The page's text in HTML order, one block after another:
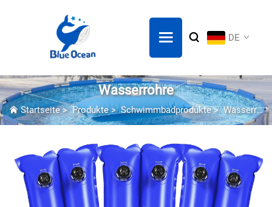
DE
Wasserrohre
Startseite>Produkte>Schwimmbadprodukte>Wasserrohre